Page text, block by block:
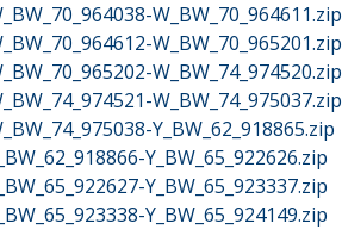
W_BW_70_964611.zip
W_BW_70_965201.zip
W_BW_74_974520.zip
W_BW_74_975037.zip
Y_BW_62_918865.zip
Y_BW_65_922626.zip
Y_BW_65_923337.zip
Y_BW_65_924149.zip